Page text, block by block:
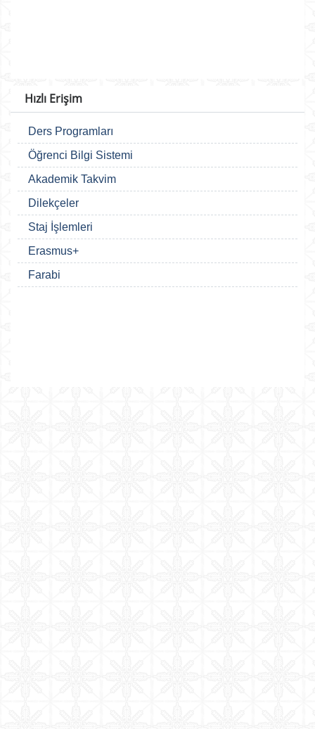
Hızlı Erişim
Ders Programları
Öğrenci Bilgi Sistemi
Akademik Takvim
Dilekçeler
Staj İşlemleri
Erasmus+
Farabi